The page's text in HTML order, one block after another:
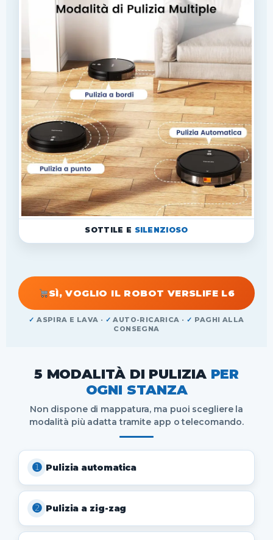
SOTTILE E SILENZIOSO
SÌ, VOGLIO IL ROBOT VERSLIFE L6
✓ ASPIRA E LAVA · ✓ AUTO-RICARICA · ✓ PAGHI ALLA
CONSEGNA
5 MODALITÀ DI PULIZIA PER
OGNI STANZA
Non dispone di mappatura, ma puoi scegliere la
modalità più adatta tramite app o telecomando.
➊ Pulizia automatica
➋ Pulizia a zig-zag